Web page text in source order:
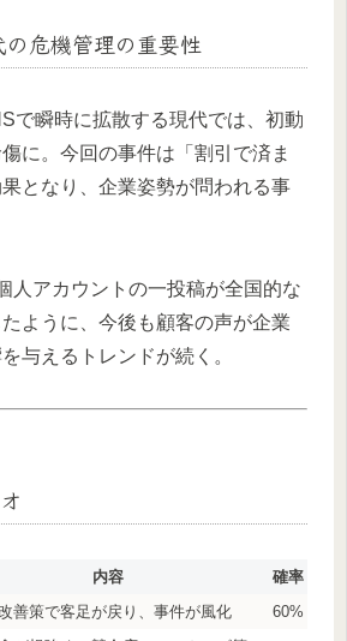
危機管理の重要性
で瞬時に拡散する現代では、初動
に。今回の事件は「割引で済ま
となり、企業姿勢が問われる事
人アカウントの一投稿が全国的な
ように、今後も顧客の声が企業
与えるトレンドが続く。
内容
確率
善策で客足が戻り、事件が風化
60%